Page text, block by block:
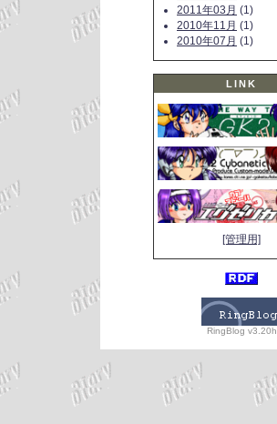
2011年03月 (1)
2010年11月 (1)
2010年07月 (1)
LINK
[管理用]
RingBlog v3.20h